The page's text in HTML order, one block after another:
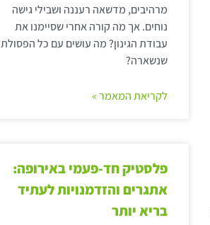
מרהיבים, מדשאה רעננה ושבילי גישה
נוחים. אך מה קורה אחרי שסיימנו את
עבודת הגינון? מה עושים עם כל הפסולת
שנשארה?
לקריאת המאמר »
פלסטיק חד-פעמי באירופה:
אתגרים והזדמנויות לעתיד
בריא יותר